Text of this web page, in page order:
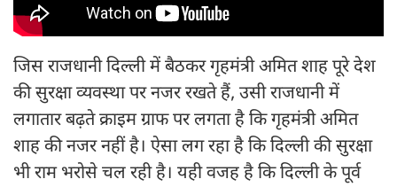
जिस राजधानी दिल्ली में बैठकर गृहमंत्री अमित शाह पूरे देश
की सुरक्षा व्यवस्था पर नजर रखते हैं, उसी राजधानी में
लगातार बढ़ते क्राइम ग्राफ पर लगता है कि गृहमंत्री अमित
शाह की नजर नहीं है। ऐसा लग रहा है कि दिल्ली की सुरक्षा
भी राम भरोसे चल रही है। यही वजह है कि दिल्ली के पूर्व